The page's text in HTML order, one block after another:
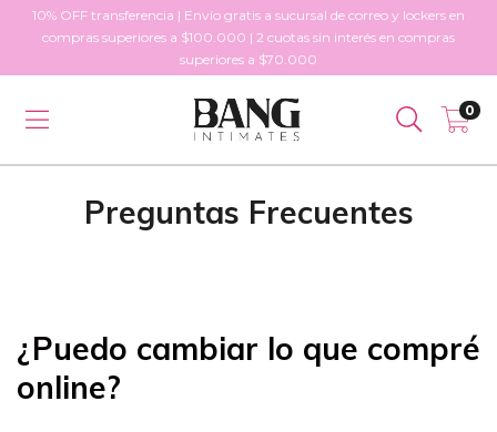
10% OFF transferencia | Envío gratis a sucursal de correo y lockers en
compras superiores a $100.000 | 2 cuotas sin interés en compras
superiores a $70.000
0
Preguntas Frecuentes
¿Puedo cambiar lo que compré
online?